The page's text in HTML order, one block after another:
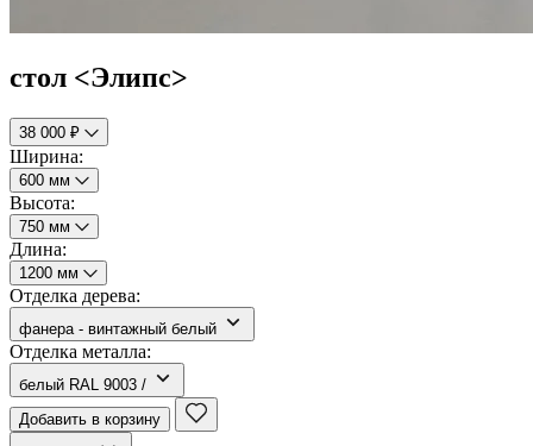
стол <Элипс>
38 000 ₽
Ширина:
600 мм
Высота:
750 мм
Длина:
1200 мм
Отделка дерева:
фанера - винтажный белый
Отделка металла:
белый RAL 9003 /
Добавить в корзину